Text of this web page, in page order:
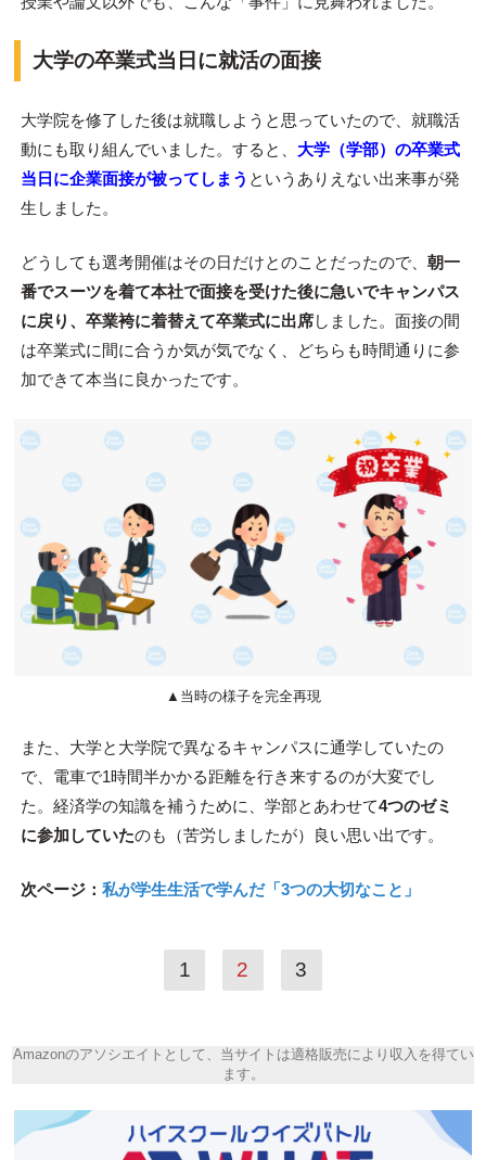
大学の卒業式当日に就活の面接
大学院を修了した後は就職しようと思っていたので、就職活
動にも取り組んでいました。すると、 大学（学部）の卒業式
当日に企業面接が被ってしまう というありえない出来事が発
生しました。
どうしても選考開催はその日だけとのことだったので、 朝一
番でスーツを着て本社で面接を受けた後に急いでキャンパス
に戻り、卒業袴に着替えて卒業式に出席しました。面接の間
は卒業式に間に合うか気が気でなく、どちらも時間通りに参
加できて本当に良かったです。
▲当時の様子を完全再現
また、大学と大学院で異なるキャンパスに通学していたの
で、電車で1時間半かかる距離を行き来するのが大変でし
た。経済学の知識を補うために、学部とあわせて4つのゼミ
に参加していたのも（苦労しましたが）良い思い出です。
次ページ： 私が学生生活で学んだ「3つの大切なこと」
1 2 3
Amazonのアソシエイトとして、当サイトは適格販売により収入を得てい
ます。